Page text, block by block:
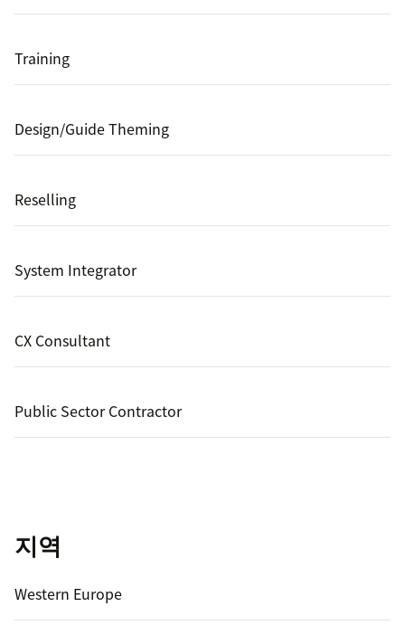
Training
Design/Guide Theming
Reselling
System Integrator
CX Consultant
Public Sector Contractor
지역
Western Europe